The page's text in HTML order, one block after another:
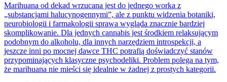
Marihuana od dekad wrzucana jest do jednego worka z
„substancjami halucynogennymi”, ale z punktu widzenia botaniki,
neurobiologii i farmakologii sprawa wygląda znacznie bardziej
skomplikowanie. Dla jednych cannabis jest środkiem relaksującym
podobnym do alkoholu, dla innych narzędziem introspekcji, a
jeszcze inni po mocnej dawce THC potrafią doświadczyć stanów
przypominających klasyczne psychodeliki. Problem polega na tym,
że marihuana nie mieści się idealnie w żadnej z prostych kategorii.